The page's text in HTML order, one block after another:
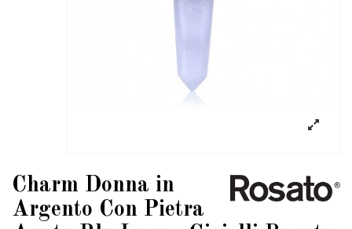
Charm Donna in
Argento Con Pietra